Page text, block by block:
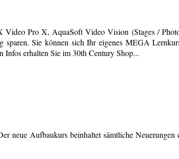
Pro X, AquaSoft Video Vision (Stages /
Sie können sich Ihr eigenes MEGA
erhalten Sie im 30th Century Shop...
Aufbaukurs beinhaltet sämtliche Neuerungen